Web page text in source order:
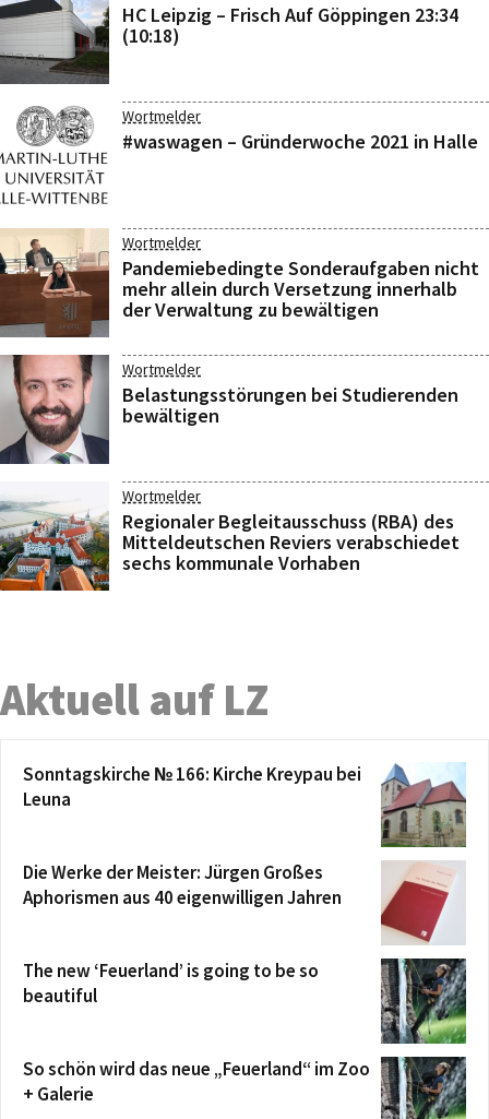
HC Leipzig – Frisch Auf Göppingen 23:34
(10:18)
Wortmelder
#waswagen – Gründerwoche 2021 in Halle
Wortmelder
Pandemiebedingte Sonderaufgaben nicht
mehr allein durch Versetzung innerhalb
der Verwaltung zu bewältigen
Wortmelder
Belastungsstörungen bei Studierenden
bewältigen
Wortmelder
Regionaler Begleitausschuss (RBA) des
Mitteldeutschen Reviers verabschiedet
sechs kommunale Vorhaben
Aktuell auf LZ
Sonntagskirche № 166: Kirche Kreypau bei
Leuna
Die Werke der Meister: Jürgen Großes
Aphorismen aus 40 eigenwilligen Jahren
The new ‘Feuerland’ is going to be so
beautiful
So schön wird das neue „Feuerland“ im Zoo
+ Galerie